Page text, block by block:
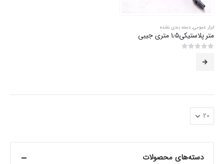
ابزار عمومی, دسته بندی نشده
متر پلاستیکی۱٫۵ متری جیبی
دسته‌های محصولات